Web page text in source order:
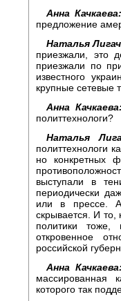
Анна Качкаева:
предложение
Наталья
приезжали, это
приезжали по
известного
крупные сетевые
Анна
политтехнологи?
Наталья
политтехнологи
но конкретных
выступали в
периодически
или в прессе.
скрывается. И то,
политики
откровенное
российской
Анна
массированная
которого так